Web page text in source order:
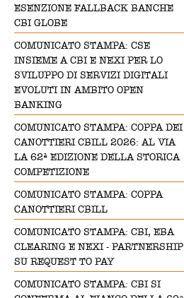
ESENZIONE FALLBACK BANCHE
CBI GLOBE
COMUNICATO STAMPA: CSE
INSIEME A CBI E NEXI PER LO
SVILUPPO DI SERVIZI DIGITALI
EVOLUTI IN AMBITO OPEN
BANKING
COMUNICATO STAMPA: COPPA DEI
CANOTTIERI CBILL 2026: AL VIA
LA 62ª EDIZIONE DELLA STORICA
COMPETIZIONE
COMUNICATO STAMPA: COPPA
CANOTTIERI CBILL
COMUNICATO STAMPA: CBI, EBA
CLEARING E NEXI - PARTNERSHIP
SU REQUEST TO PAY
COMUNICATO STAMPA: CBI SI